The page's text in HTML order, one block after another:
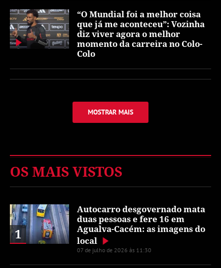
“O Mundial foi a melhor coisa
que já me aconteceu”: Vozinha
diz viver agora o melhor
momento da carreira no Colo-
Colo
MOSTRAR MAIS
OS MAIS VISTOS
1
Autocarro desgovernado mata
duas pessoas e fere 16 em
Agualva-Cacém: as imagens do
local
07 de julho de 2026 às 11:30